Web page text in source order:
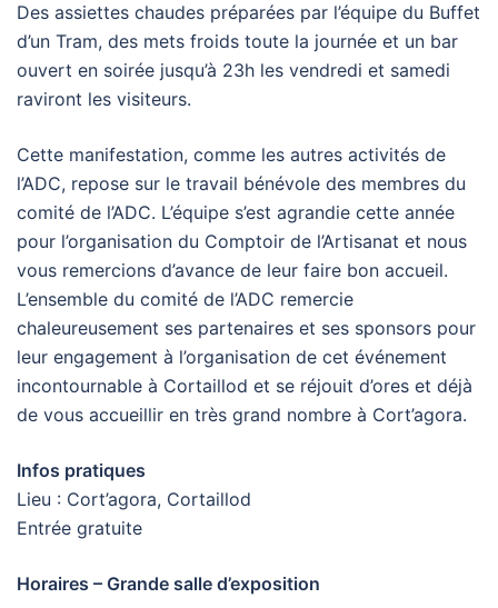
Des assiettes chaudes préparées par l’équipe du Buffet
d’un Tram, des mets froids toute la journée et un bar
ouvert en soirée jusqu’à 23h les vendredi et samedi
raviront les visiteurs.
Cette manifestation, comme les autres activités de
l’ADC, repose sur le travail bénévole des membres du
comité de l’ADC. L’équipe s’est agrandie cette année
pour l’organisation du Comptoir de l’Artisanat et nous
vous remercions d’avance de leur faire bon accueil.
L’ensemble du comité de l’ADC remercie
chaleureusement ses partenaires et ses sponsors pour
leur engagement à l’organisation de cet événement
incontournable à Cortaillod et se réjouit d’ores et déjà
de vous accueillir en très grand nombre à Cort’agora.
Infos pratiques
Lieu : Cort’agora, Cortaillod
Entrée gratuite
Horaires – Grande salle d’exposition